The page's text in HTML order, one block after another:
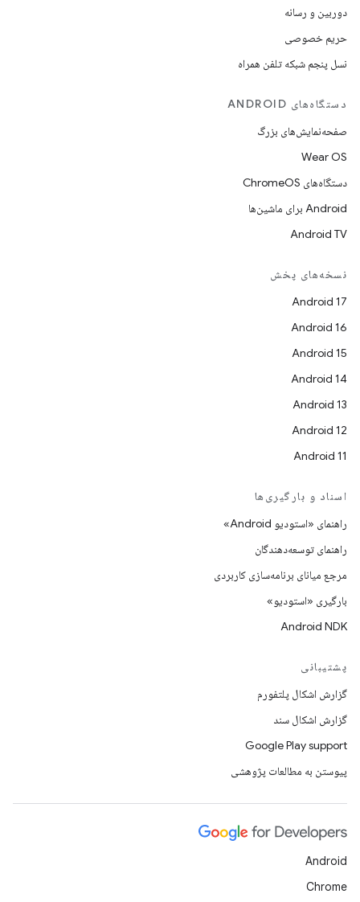
دوربین و رسانه
حریم خصوصی
نسل پنجم شبکه تلفن همراه
دستگاه‌های ANDROID
صفحه‌نمایش‌های بزرگ
Wear OS
دستگاه‌های ChromeOS
Android برای ماشین‌ها
Android TV
نسخه‌های پخش
Android 17
Android 16
Android 15
Android 14
Android 13
Android 12
Android 11
اسناد و بارگیری‌ها
راهنمای «استودیو Android»
راهنمای توسعه‌دهندگان
مرجع میانای برنامه‌سازی کاربردی
بارگیری «استودیو»
Android NDK
پشتیبانی
گزارش اشکال پلتفورم
گزارش اشکال سند
Google Play support
پیوستن به مطالعات پژوهشی
Android
Chrome